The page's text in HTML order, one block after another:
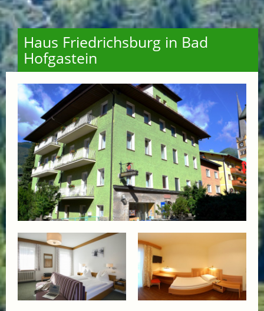
Haus Friedrichsburg in Bad
Hofgastein